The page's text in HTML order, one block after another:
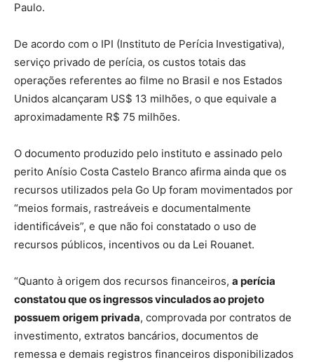
Paulo.
De acordo com o IPI (Instituto de Perícia Investigativa),
serviço privado de perícia, os custos totais das
operações referentes ao filme no Brasil e nos Estados
Unidos alcançaram US$ 13 milhões, o que equivale a
aproximadamente R$ 75 milhões.
O documento produzido pelo instituto e assinado pelo
perito Anísio Costa Castelo Branco afirma ainda que os
recursos utilizados pela Go Up foram movimentados por
“meios formais, rastreáveis e documentalmente
identificáveis”, e que não foi constatado o uso de
recursos públicos, incentivos ou da Lei Rouanet.
“Quanto à origem dos recursos financeiros, a perícia
constatou que os ingressos vinculados ao projeto
possuem origem privada, comprovada por contratos de
investimento, extratos bancários, documentos de
remessa e demais registros financeiros disponibilizados